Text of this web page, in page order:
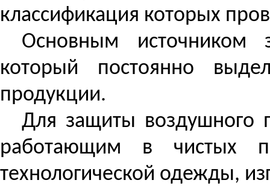
классификация которых
Основным источником
который постоянно
продукции.
Для защиты воздушного
работающим в чистых
технологической одежды,